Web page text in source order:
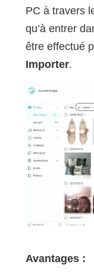
PC à travers
qu’à entrer
être effectué
Importer.
Avantages :